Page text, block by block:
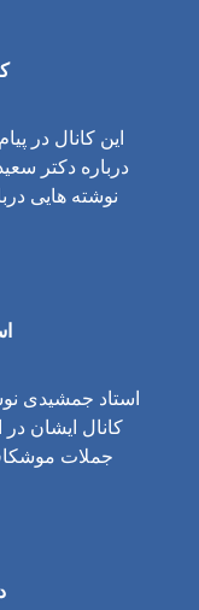
این کانال در
درباره دکتر
نوشته هایی
استاد جمشیدی
کانال ایشان در
جملات